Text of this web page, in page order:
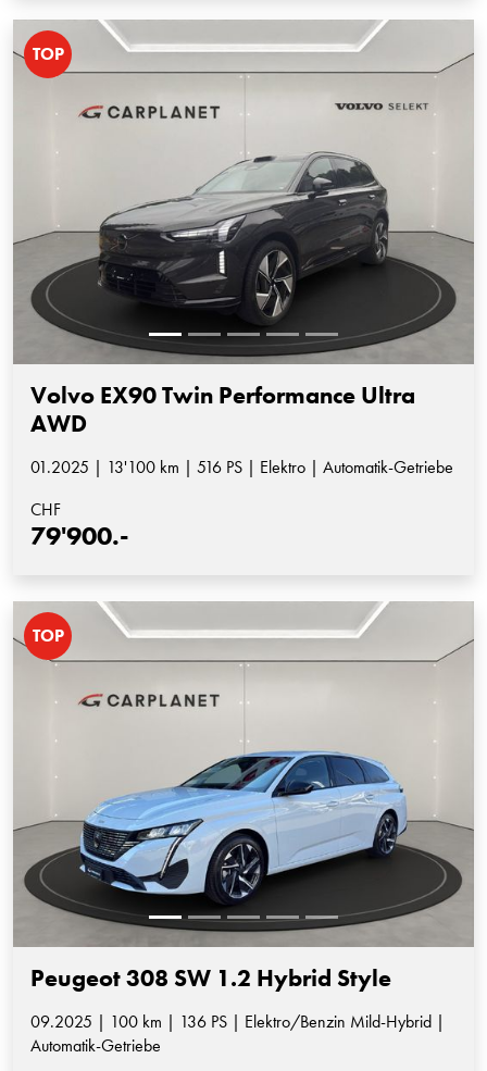
TOP
Volvo EX90 Twin Performance Ultra
AWD
01.2025 | 13'100 km | 516 PS | Elektro | Automatik-Getriebe
CHF
79'900.-
TOP
Peugeot 308 SW 1.2 Hybrid Style
09.2025 | 100 km | 136 PS | Elektro/Benzin Mild-Hybrid |
Automatik-Getriebe